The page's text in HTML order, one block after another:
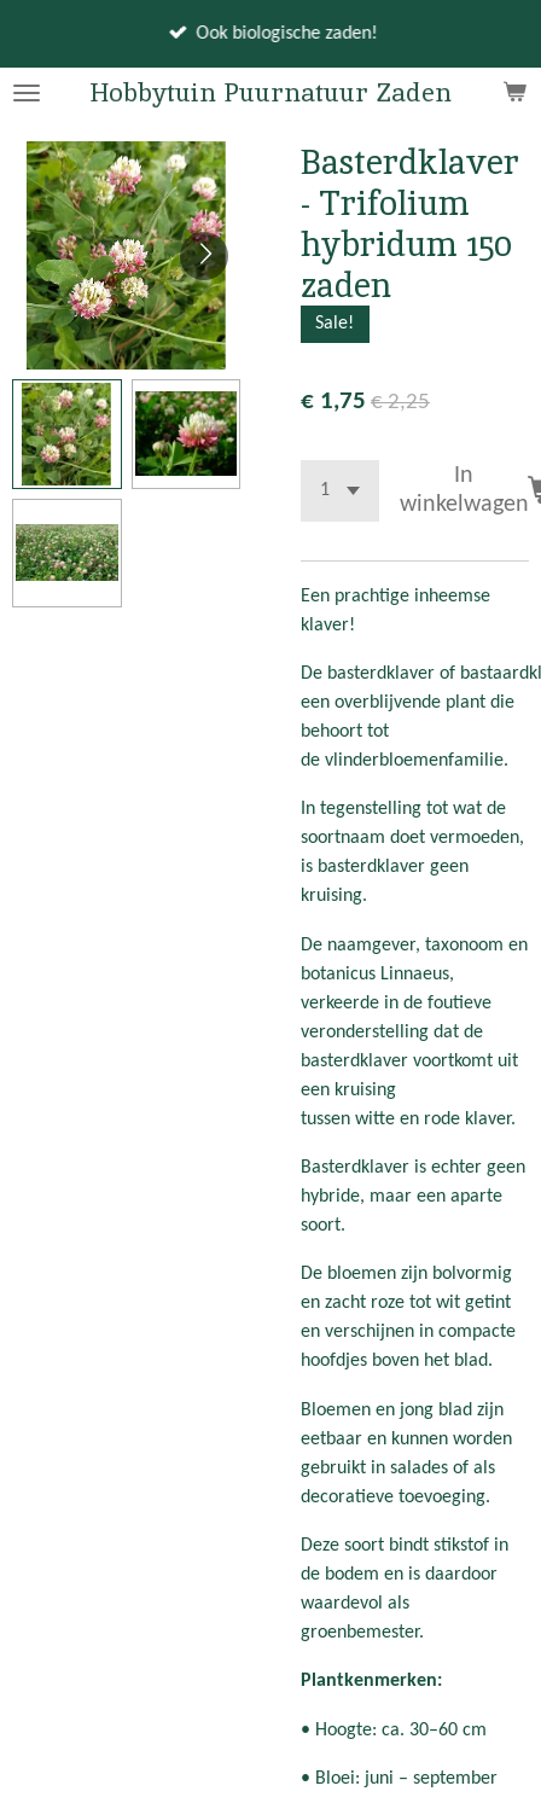
naar
hoofdinhoud
Hobbytuin Puurnatuur Zaden
Ook biologische zaden!
Basterdklaver
- Trifolium
hybridum 150
zaden
Sale!
€ 1,75 € 2,25
In
winkelwagen
Een prachtige inheemse
klaver!
De basterdklaver of
een overblijvende plant die
behoort tot
de vlinderbloemenfamilie.
In tegenstelling tot wat de
soortnaam doet vermoeden,
is basterdklaver geen
kruising.
De naamgever, taxonoom en
botanicus Linnaeus,
verkeerde in de foutieve
veronderstelling dat de
basterdklaver voortkomt uit
een kruising
tussen witte en rode klaver.
Basterdklaver is echter geen
hybride, maar een aparte
soort.
De bloemen zijn bolvormig
en zacht roze tot wit getint
en verschijnen in compacte
hoofdjes boven het blad.
Bloemen en jong blad zijn
eetbaar en kunnen worden
gebruikt in salades of als
decoratieve toevoeging.
Deze soort bindt stikstof in
de bodem en is daardoor
waardevol als
groenbemester.
Plantkenmerken:
• Hoogte: ca. 30–60 cm
• Bloei: juni – september